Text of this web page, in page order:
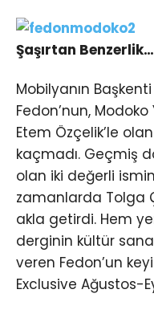
Şaşırtan Benzerlik…
Mobilyanın
Fedon’nun,
Etem Özçelik’le
kaçmadı. Geçmiş
olan iki değerli
zamanlarda Tolga
akla getirdi. Hem
derginin kültür
veren Fedon’un
Exclusive Ağustos-